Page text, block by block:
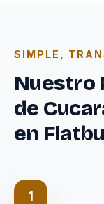
SIMPLE,
Nuestro
de
en
1